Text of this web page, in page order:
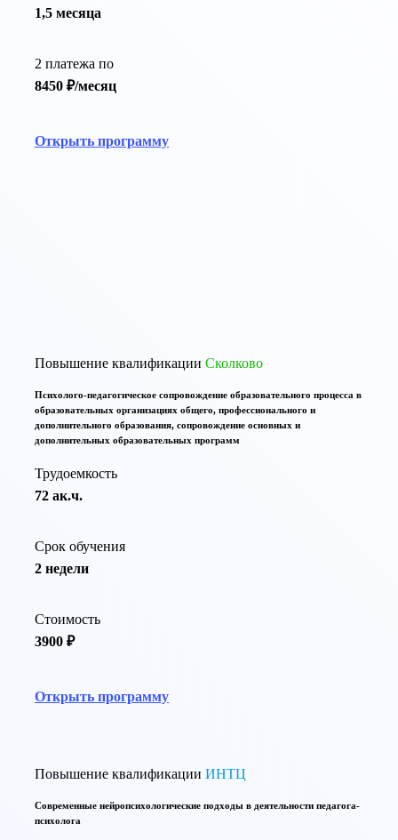
1,5 месяца
2 платежа по
8450 ₽/месяц
Открыть программу
Повышение квалификации Сколково
Психолого-педагогическое сопровождение образовательного процесса в
образовательных организациях общего, профессионального и
дополнительного образования, сопровождение основных и
дополнительных образовательных программ
Трудоемкость
72 ак.ч.
Срок обучения
2 недели
Стоимость
3900 ₽
Открыть программу
Повышение квалификации ИНТЦ
Современные нейропсихологические подходы в деятельности педагога-
психолога